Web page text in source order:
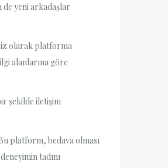
yeni arkadaşlar
olarak platforma
alanlarına göre
şekilde iletişim
platform, bedava olması
tadını